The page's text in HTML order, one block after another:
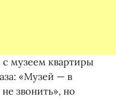
музеем квартиры
«Музей — в
звонить», но